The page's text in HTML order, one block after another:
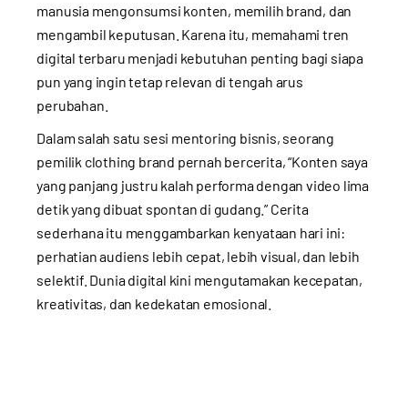
manusia mengonsumsi konten, memilih brand, dan
mengambil keputusan. Karena itu, memahami tren
digital terbaru menjadi kebutuhan penting bagi siapa
pun yang ingin tetap relevan di tengah arus
perubahan.
Dalam salah satu sesi mentoring bisnis, seorang
pemilik clothing brand pernah bercerita, “Konten saya
yang panjang justru kalah performa dengan video lima
detik yang dibuat spontan di gudang.” Cerita
sederhana itu menggambarkan kenyataan hari ini:
perhatian audiens lebih cepat, lebih visual, dan lebih
selektif. Dunia digital kini mengutamakan kecepatan,
kreativitas, dan kedekatan emosional.